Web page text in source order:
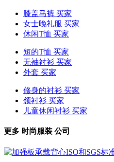
膝盖马裤 买家
女士晚礼服 买家
休闲T恤 买家
短的T恤 买家
无袖衬衫 买家
外套 买家
修身的衬衫 买家
领衬衫 买家
儿童休闲衬衫 买家
更多 时尚服装 公司